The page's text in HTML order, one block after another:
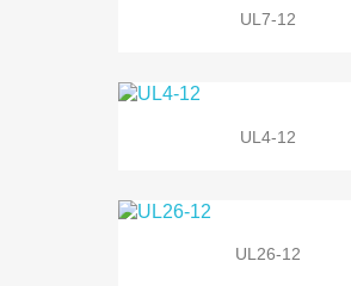
UL7-12
UL4-12
UL26-12